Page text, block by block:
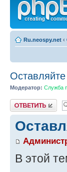
Ru.neospy.net ‹
Модератор: Служба
Ответить
В этой